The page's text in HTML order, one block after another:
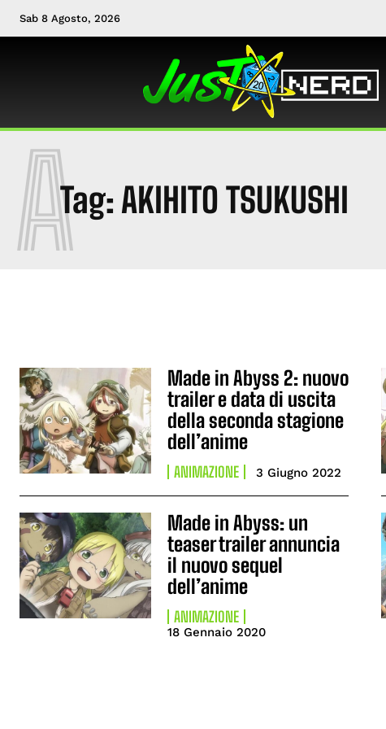
Sab 8 Agosto, 2026
Tag: AKIHITO TSUKUSHI
A
Made in Abyss 2: nuovo
trailer e data di uscita
della seconda stagione
dell’anime
ANIMAZIONE 3 Giugno 2022
Made in Abyss: un
teaser trailer annuncia
il nuovo sequel
dell’anime
ANIMAZIONE
18 Gennaio 2020